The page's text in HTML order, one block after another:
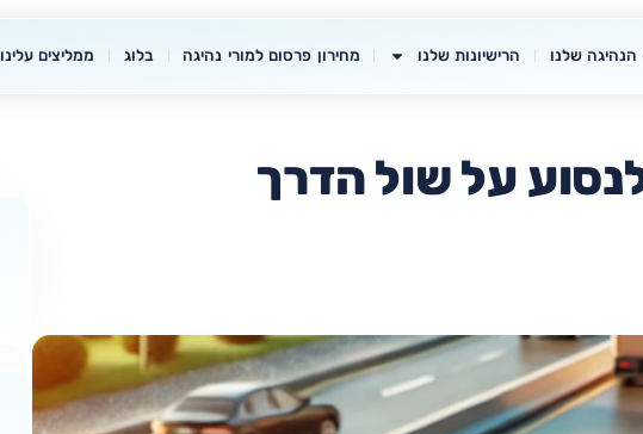
הנהיגה שלנו הרישיונות שלנו מחירון פרסום למורי נהיגה בלוג ממליצים עלינו
על שול הדרך